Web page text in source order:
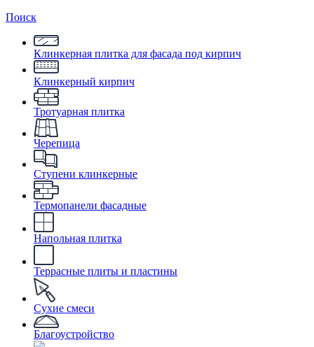
Поиск
Клинкерная плитка для фасада под кирпич
Клинкерный кирпич
Тротуарная плитка
Черепица
Ступени клинкерные
Термопанели фасадные
Напольная плитка
Террасные плиты и пластины
Сухие смеси
Благоустройство